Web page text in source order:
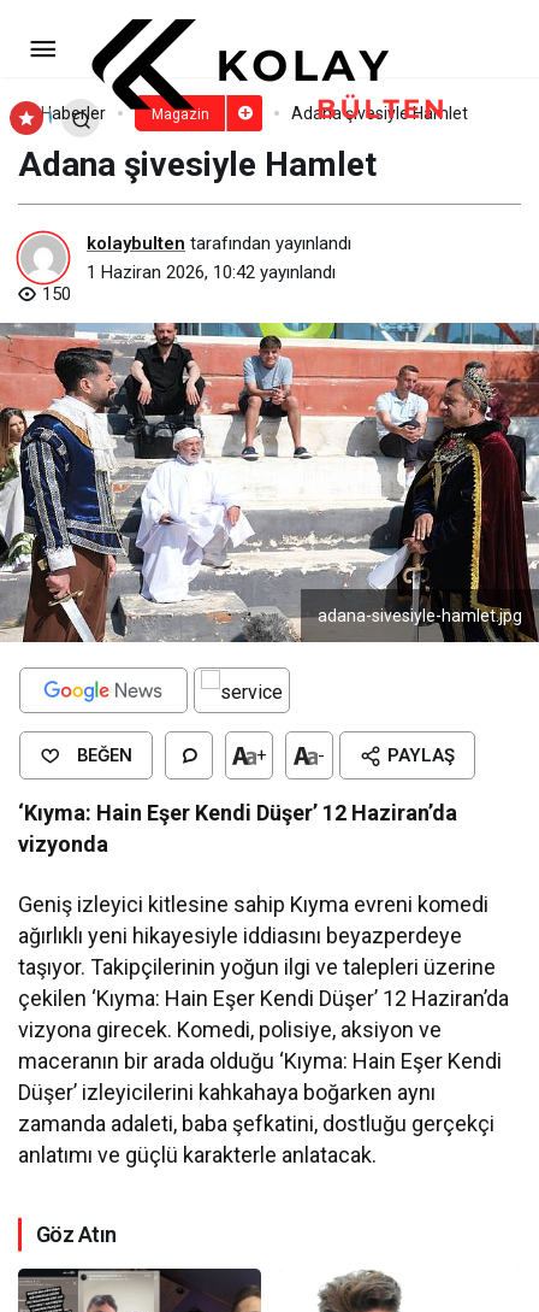
Haberler Magazin Adana şivesiyle Hamlet
Adana şivesiyle Hamlet
kolaybulten tarafından yayınlandı
1 Haziran 2026, 10:42 yayınlandı
150
adana-sivesiyle-hamlet.jpg
BEĞEN + - PAYLAŞ
‘Kıyma: Hain Eşer Kendi Düşer’ 12 Haziran’da
vizyonda
Geniş izleyici kitlesine sahip Kıyma evreni komedi
ağırlıklı yeni hikayesiyle iddiasını beyazperdeye
taşıyor. Takipçilerinin yoğun ilgi ve talepleri üzerine
çekilen ‘Kıyma: Hain Eşer Kendi Düşer’ 12 Haziran’da
vizyona girecek. Komedi, polisiye, aksiyon ve
maceranın bir arada olduğu ‘Kıyma: Hain Eşer Kendi
Düşer’ izleyicilerini kahkahaya boğarken aynı
zamanda adaleti, baba şefkatini, dostluğu gerçekçi
anlatımı ve güçlü karakterle anlatacak.
Göz Atın
Ayberk Gezer’den gönül yaylarını
gevşeten bir başlangıç!
Yorum Yap Paylaş